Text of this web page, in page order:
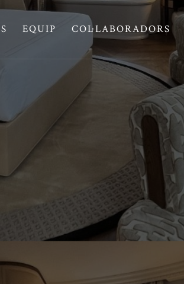
EQUIP COL·LABORADORS